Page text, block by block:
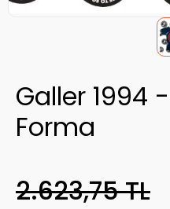
Galler 1994
Forma
2.623,75 TL